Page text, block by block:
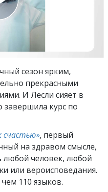
сезон ярким,
прекрасными
И Лесли сияет в
завершила курс по
счастью», первый
на здравом смысле,
любой человек, любой
или вероисповедания.
110 языков.